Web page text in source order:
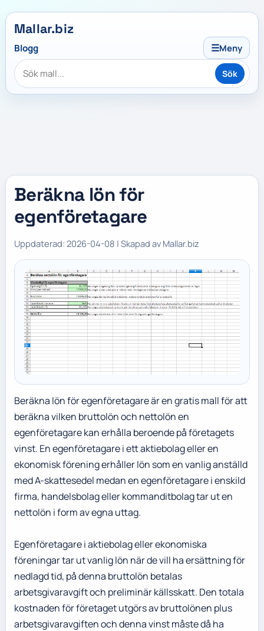
Mallar.biz
Blogg ☰Meny
Sök
Beräkna lön för
egenföretagare
Uppdaterad: 2026-04-08 | Skapad av Mallar.biz
Beräkna lön för egenföretagare är en gratis mall för att
beräkna vilken bruttolön och nettolön en
egenföretagare kan erhålla beroende på företagets
vinst. En egenföretagare i ett aktiebolag eller en
ekonomisk förening erhåller lön som en vanlig anställd
med A-skattesedel medan en egenföretagare i enskild
firma, handelsbolag eller kommanditbolag tar ut en
nettolön i form av egna uttag.
Egenföretagare i aktiebolag eller ekonomiska
föreningar tar ut vanlig lön när de vill ha ersättning för
nedlagd tid, på denna bruttolön betalas
arbetsgivaravgift och preliminär källsskatt. Den totala
kostnaden för företaget utgörs av bruttolönen plus
arbetsgivaravgiften och denna vinst måste då ha